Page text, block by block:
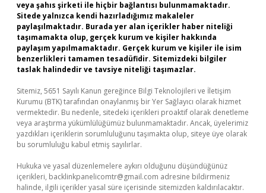
veya şahıs şirketi ile hiçbir bağlantısı bulunmamaktadır.
Sitede yalnızca kendi hazırladığımız makaleler
paylaşılmaktadır. Burada yer alan içerikler haber niteliği
taşımamakta olup, gerçek kurum ve kişiler hakkında
paylaşım yapılmamaktadır. Gerçek kurum ve kişiler ile isim
benzerlikleri tamamen tesadüfidir. Sitemizdeki bilgiler
taslak halindedir ve tavsiye niteliği taşımazlar.
Sitemiz, 5651 Sayılı Kanun gereğince Bilgi Teknolojileri ve İletişim
Kurumu (BTK) tarafından onaylanmış bir Yer Sağlayıcı olarak hizmet
vermektedir. Bu nedenle, sitedeki içerikleri proaktif olarak denetleme
veya araştırma yükümlülüğümüz bulunmamaktadır. Ancak, üyelerimiz
yazdıkları içeriklerin sorumluluğunu taşımakta olup, siteye üye olarak
bu sorumluluğu kabul etmiş sayılırlar.
Hukuka ve yasal düzenlemelere aykırı olduğunu düşündüğünüz
içerikleri, backlinkpanelicomtr@gmail.com adresine bildirmeniz
halinde, ilgili içerikler yasal süre içerisinde sitemizden kaldırılacaktır.